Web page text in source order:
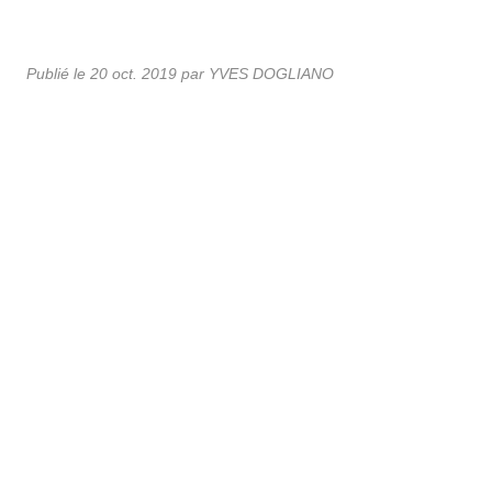
Publié le 20 oct. 2019 par YVES DOGLIANO